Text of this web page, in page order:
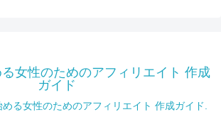
女性のためのアフィリエイト 作成
ガイド
る女性のためのアフィリエイト 作成ガイド.